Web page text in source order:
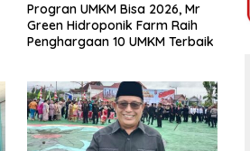
Progran UMKM Bisa 2026, Mr
Green Hidroponik Farm Raih
Penghargaan 10 UMKM Terbaik